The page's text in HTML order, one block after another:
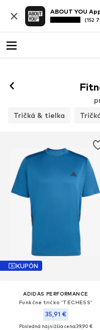
ABOUT YOU
(152
Tričká & tielka
KUPÓN
ADIDAS PERFORMANCE
Funkčné tričko 'TECHESS'
35,91 €
Posledná najnižšia cena:39,90 €